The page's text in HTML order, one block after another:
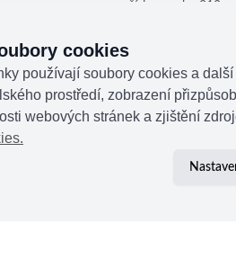
cookies
používají soubory cookies a
prostředí, zobrazení
webových stránek a zjištění